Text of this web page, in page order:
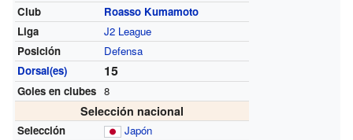
Club
Roasso Kumamoto
Liga
J2 League
Posición
Defensa
Dorsal(es)
15
Goles en clubes 8
Selección nacional
Selección
Japón